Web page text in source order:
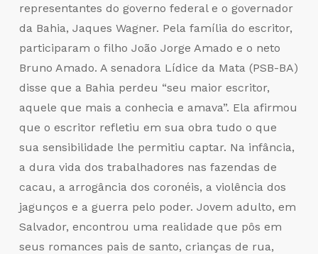
representantes do governo federal e o governador
da Bahia, Jaques Wagner. Pela família do escritor,
participaram o filho João Jorge Amado e o neto
Bruno Amado. A senadora Lídice da Mata (PSB-BA)
disse que a Bahia perdeu “seu maior escritor,
aquele que mais a conhecia e amava”. Ela afirmou
que o escritor refletiu em sua obra tudo o que
sua sensibilidade lhe permitiu captar. Na infância,
a dura vida dos trabalhadores nas fazendas de
cacau, a arrogância dos coronéis, a violência dos
jagunços e a guerra pelo poder. Jovem adulto, em
Salvador, encontrou uma realidade que pôs em
seus romances pais de santo, crianças de rua,